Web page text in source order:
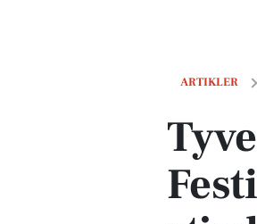
ARTIKLER